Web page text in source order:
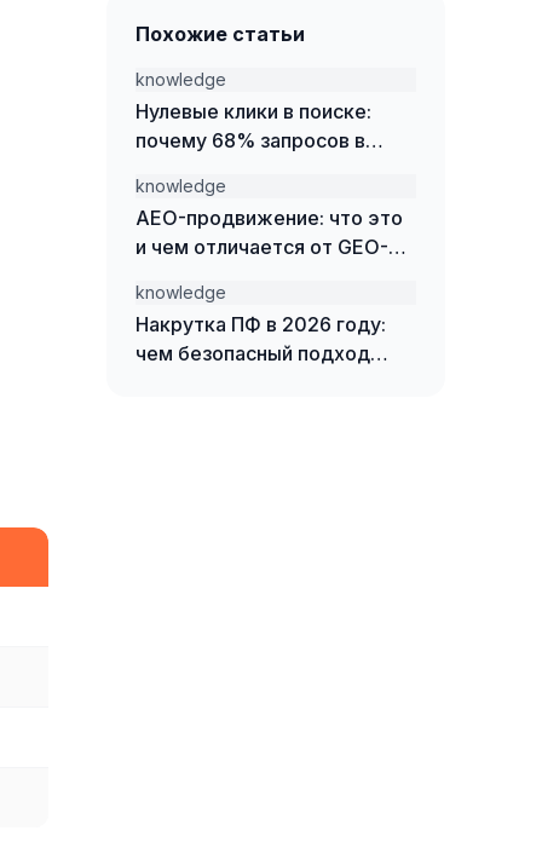
Похожие статьи
knowledge
Нулевые клики в поиске:
почему 68% запросов в
сайты
knowledge
AEO-продвижение: что это
и чем отличается от GEO-
knowledge
Накрутка ПФ в 2026 году:
чем безопасный подход